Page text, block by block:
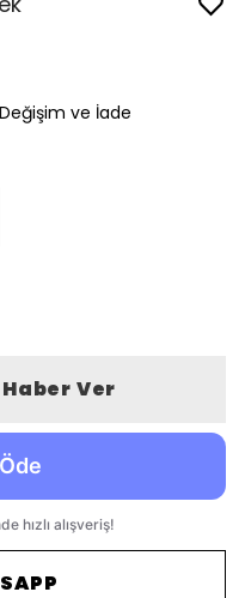
ve İade
Ver